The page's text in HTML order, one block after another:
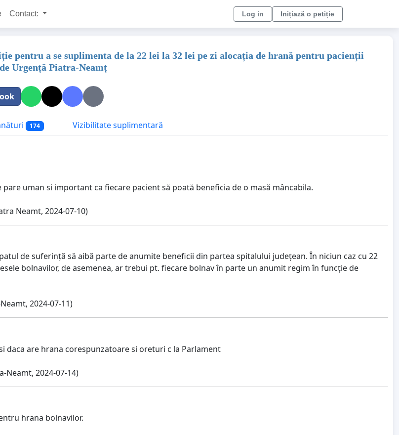
Contact: Log in Inițiază o petiție
pentru a se suplimenta de la 22 lei la 32 lei pe zi alocația de hrană pentru pacienții
Urgență Piatra-Neamț
174 Vizibilitate suplimentară
pare uman si important ca fiecare pacient să poată beneficia de o masă mâncabila.
Neamt, 2024-07-10)
de suferință să aibă parte de anumite beneficii din partea spitalului județean. În niciun caz cu 22
bolnavilor, de asemenea, ar trebui pt. fiecare bolnav în parte un anumit regim în funcție de
2024-07-11)
daca are hrana corespunzatoare si oreturi c la Parlament
Neamt, 2024-07-14)
hrana bolnavilor.